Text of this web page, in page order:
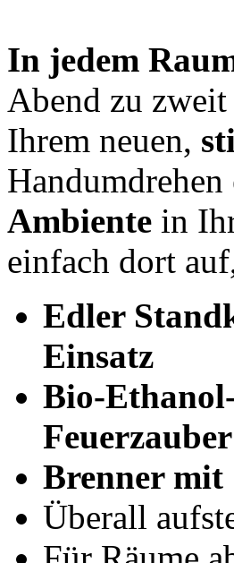
In jedem
Abend zu
Ihrem neuen,
Ambiente in
einfach dort
Edler
Einsatz
Bio-
Feuerzauber
Brenner mit
Überall